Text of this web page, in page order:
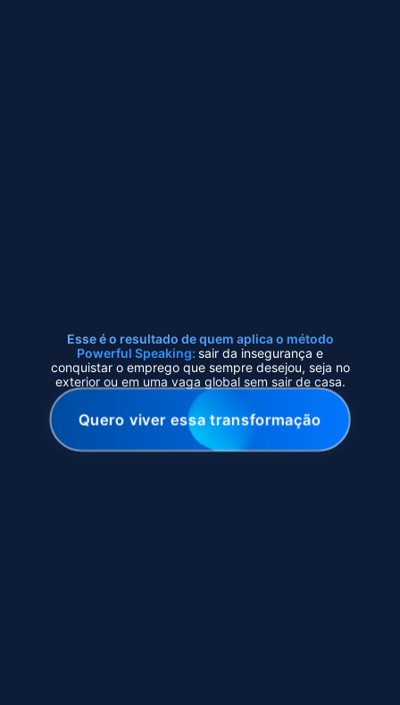
Esse é o resultado de quem aplica o método
Powerful Speaking: sair da insegurança e
conquistar o emprego que sempre desejou, seja no
exterior ou em uma vaga global sem sair de casa.
Quero viver essa transformação